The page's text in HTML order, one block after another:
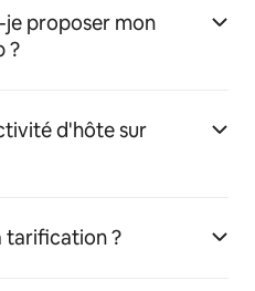
je proposer mon
?
d'hôte sur
tarification ?